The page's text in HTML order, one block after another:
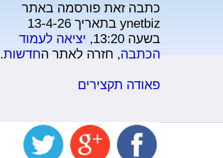
כתבה זאת פורסמה באתר
ynetbiz בתאריך 13-4-26
בשעה 13:20,
יציאה לעמוד
הכתבה, חזרה לאתר החדשות.
פאודה תקצירים